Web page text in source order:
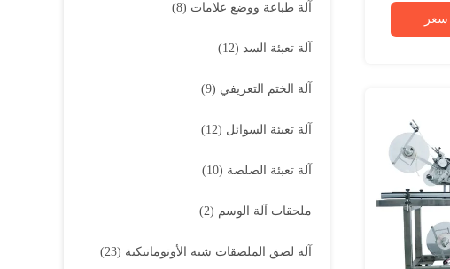
آلة طباعة ووضع علامات (8)
آلة تعبئة السد (12)
آلة الختم التعريفي (9)
آلة تعبئة السوائل (12)
آلة تعبئة الصلصة (10)
ملحقات آلة الوسم (2)
آلة لصق الملصقات شبه الأوتوماتيكية (23)